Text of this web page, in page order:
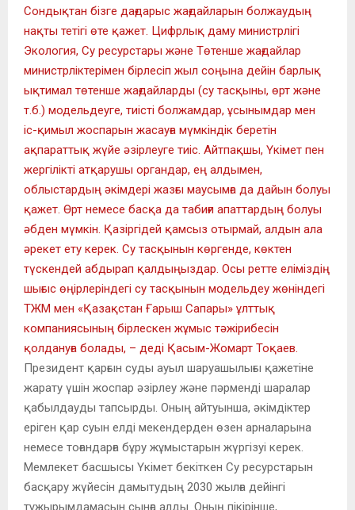
Сондықтан бізге дағдарыс жағдайларын болжаудың
нақты тетігі өте қажет. Цифрлық даму министрлігі
Экология, Су ресурстары және Төтенше жағдайлар
министрліктерімен бірлесіп жыл соңына дейін барлық
ықтимал төтенше жағдайларды (су тасқыны, өрт және
т.б.) модельдеуге, тиісті болжамдар, ұсынымдар мен
іс-қимыл жоспарын жасауға мүмкіндік беретін
ақпараттық жүйе әзірлеуге тиіс. Айтпақшы, Үкімет пен
жергілікті атқарушы органдар, ең алдымен,
облыстардың әкімдері жазғы маусымға да дайын болуы
қажет. Өрт немесе басқа да табиғи апаттардың болуы
әбден мүмкін. Қазіргідей қамсыз отырмай, алдын ала
әрекет ету керек. Су тасқынын көргенде, көктен
түскендей абдырап қалдыңыздар. Осы ретте еліміздің
шығыс өңірлеріндегі су тасқынын модельдеу жөніндегі
ТЖМ мен «Қазақстан Ғарыш Сапары» ұлттық
компаниясының бірлескен жұмыс тәжірибесін
қолдануға болады, – деді Қасым-Жомарт Тоқаев.
Президент қарғын суды ауыл шаруашылығы қажетіне
жарату үшін жоспар әзірлеу және пәрменді шаралар
қабылдауды тапсырды. Оның айтуынша, әкімдіктер
еріген қар суын елді мекендерден өзен арналарына
немесе тоғандарға бұру жұмыстарын жүргізуі керек.
Мемлекет басшысы Үкімет бекіткен Су ресурстарын
басқару жүйесін дамытудың 2030 жылға дейінгі
тұжырымдамасын сынға алды. Оның пікірінше,